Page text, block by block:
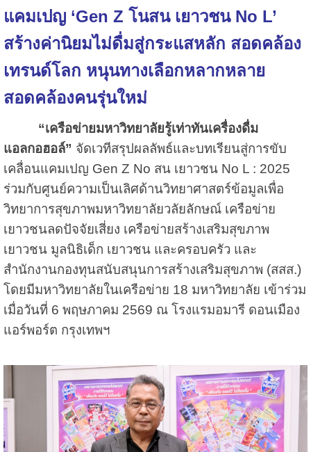
แคมเปญ ‘Gen Z โนสน เยาวชน No L’
สร้างค่านิยมไม่ดื่มสู่กระแสหลัก สอดคล้อง
เทรนด์โลก หนุนทางเลือกหลากหลาย
สอดคล้องคนรุ่นใหม่
“เครือข่ายมหาวิทยาลัยรู้เท่าทันเครื่องดื่ม
แอลกอฮอล์” จัดเวทีสรุปผลลัพธ์และบทเรียนสู่การขับ
เคลื่อนแคมเปญ Gen Z No สน เยาวชน No L : 2025
ร่วมกับศูนย์ความเป็นเลิศด้านวิทยาศาสตร์ข้อมูลเพื่อ
วิทยาการสุขภาพมหาวิทยาลัยวลัยลักษณ์ เครือข่าย
เยาวชนลดปัจจัยเสี่ยง เครือข่ายสร้างเสริมสุขภาพ
เยาวชน มูลนิธิเด็ก เยาวชน และครอบครัว และ
สำนักงานกองทุนสนับสนุนการสร้างเสริมสุขภาพ (สสส.)
โดยมีมหาวิทยาลัยในเครือข่าย 18 มหาวิทยาลัย เข้าร่วม
เมื่อวันที่ 6 พฤษภาคม 2569 ณ โรงแรมอมารี ดอนเมือง
แอร์พอร์ต กรุงเทพฯ